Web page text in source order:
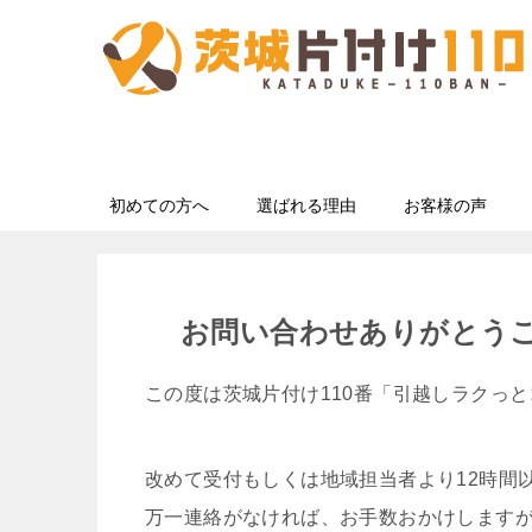
初めての方へ 選ばれる理由 お客様の声
お問い合わせありがとう
この度は茨城片付け110番「引越しラクっ
改めて受付もしくは地域担当者より12時間
万一連絡がなければ、お手数おかけしますが